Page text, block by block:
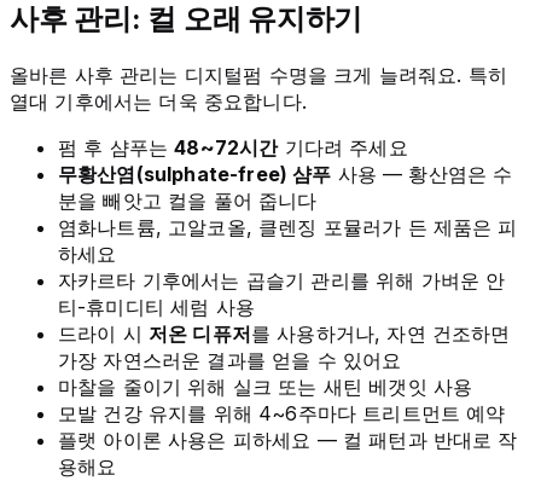
사후 관리: 컬 오래 유지하기
올바른 사후 관리는 디지털펌 수명을 크게 늘려줘요. 특히
열대 기후에서는 더욱 중요합니다.
펌 후 샴푸는48~72시간기다려 주세요
무황산염(sulphate-free) 샴푸 사용 — 황산염은 수
분을 빼앗고 컬을 풀어 줍니다
염화나트륨, 고알코올, 클렌징 포뮬러가 든 제품은 피
하세요
자카르타 기후에서는 곱슬기 관리를 위해 가벼운 안
티-휴미디티 세럼 사용
드라이 시 저온 디퓨저를 사용하거나, 자연 건조하면
가장 자연스러운 결과를 얻을 수 있어요
마찰을 줄이기 위해 실크 또는 새틴 베갯잇 사용
모발 건강 유지를 위해 4~6주마다 트리트먼트 예약
플랫 아이론 사용은 피하세요 — 컬 패턴과 반대로 작
용해요